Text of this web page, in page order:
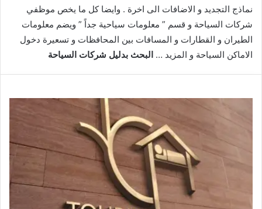
نماذج التجديد و الاضافات الى اخرة . وايضا كل ما يخص موظفي
شركات السياحة و قسم ” معلومات سياحية جداً ” ويضم معلومات
الطيران و القطارات و المسافات بين المحافظات و تسعيرة دخول
الاماكن السياحة و المزيد … البحث بدليل شركات السياحة